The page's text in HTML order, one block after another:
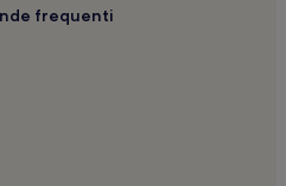
frequenti